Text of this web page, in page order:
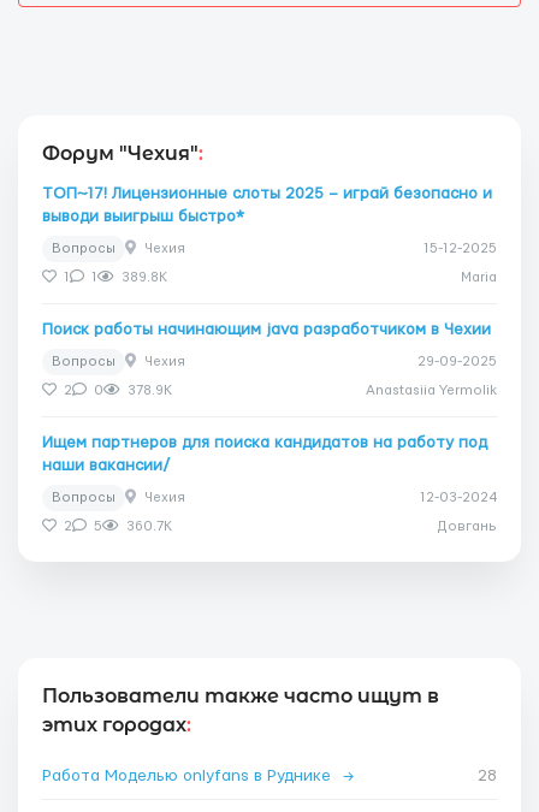
Форум "Чехия":
ТОП~17! Лицензионные слоты 2025 – играй безопасно и
выводи выигрыш быстро*
Вопросы Чехия 15-12-2025
1 1 389.8K Maria
Поиск работы начинающим java разработчиком в Чехии
Вопросы Чехия 29-09-2025
2 0 378.9K Anastasiia Yermolik
Ищем партнеров для поиска кандидатов на работу под
наши вакансии/
Вопросы Чехия 12-03-2024
2 5 360.7K Довгань
Пользователи также часто ищут в
этих городах:
Работа Моделью onlyfans в Руднике → 28